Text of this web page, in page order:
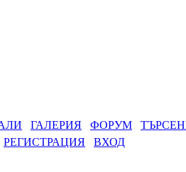
ГАЛЕРИЯ ФОРУМ
РЕГИСТРАЦИЯ
ВХОД